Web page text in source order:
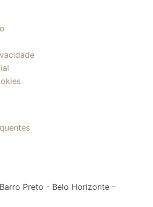
Preto - Belo Horizonte -